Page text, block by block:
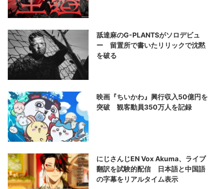
舐達麻のG-PLANTSがソロデビュ
ー 留置所で書いたリリックで沈黙
を破る
映画『ちいかわ』興行収入50億円を
突破 観客動員350万人を記録
にじさんじEN Vox Akuma、ライブ
翻訳を試験的配信 日本語と中国語
の字幕をリアルタイム表示